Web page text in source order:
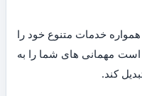
خدمات متنوع خود را
است مهمانی های شما را به
کند.